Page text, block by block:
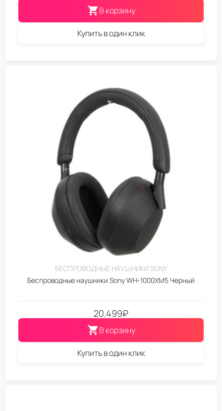
В корзину
Купить в один клик
БЕСПРОВОДНЫЕ НАУШНИКИ SONY
Беспроводные наушники Sony WH-1000XM5 Черный
20.499₽
В корзину
Купить в один клик